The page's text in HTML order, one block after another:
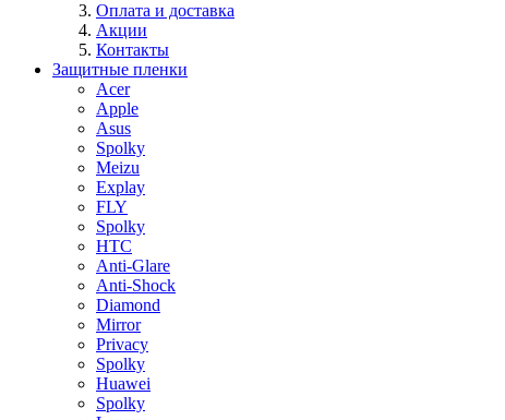
Оплата и доставка
Акции
Контакты
Защитные пленки
Acer
Apple
Asus
Spolky
Meizu
Explay
FLY
Spolky
HTC
Anti-Glare
Anti-Shock
Diamond
Mirror
Privacy
Spolky
Huawei
Spolky